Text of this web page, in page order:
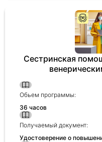
Сестринская
Обьем программы:
36 часов
Получаемый документ:
Удостоверение о
Даю согласие на
e-mail